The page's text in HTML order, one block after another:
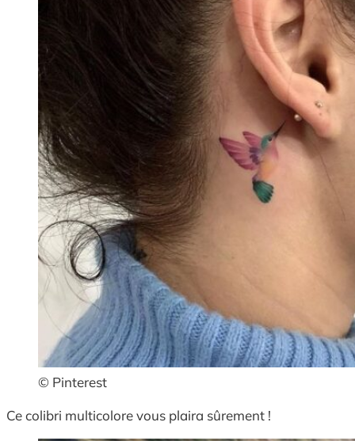
© Pinterest
Ce colibri multicolore vous plaira sûrement !